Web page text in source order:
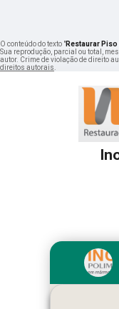
O conteúdo do texto "Restaurar
Sua reprodução, parcial ou total,
autor. Crime de violação de direito
direitos autorais